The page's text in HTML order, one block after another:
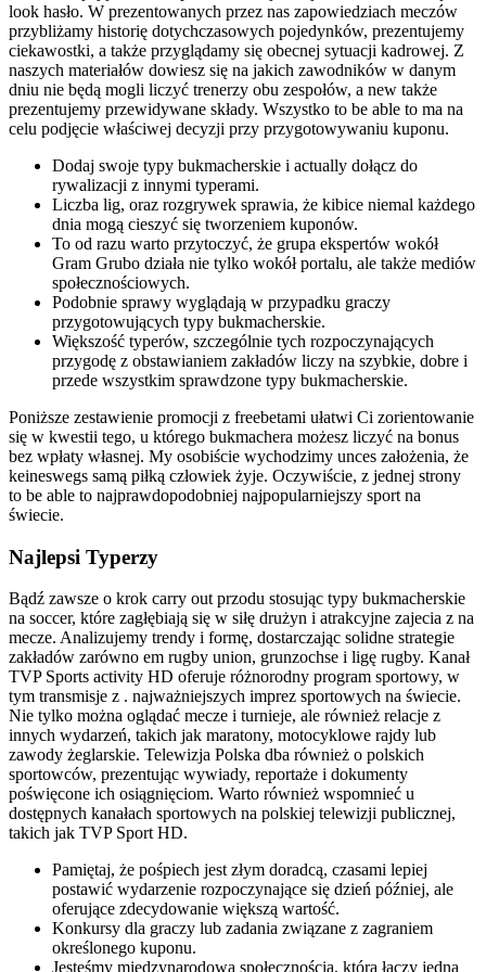
look hasło. W prezentowanych przez nas zapowiedziach meczów
przybliżamy historię dotychczasowych pojedynków, prezentujemy
ciekawostki, a także przyglądamy się obecnej sytuacji kadrowej. Z
naszych materiałów dowiesz się na jakich zawodników w danym
dniu nie będą mogli liczyć trenerzy obu zespołów, a new także
prezentujemy przewidywane składy. Wszystko to be able to ma na
celu podjęcie właściwej decyzji przy przygotowywaniu kuponu.
Dodaj swoje typy bukmacherskie i actually dołącz do
rywalizacji z innymi typerami.
Liczba lig, oraz rozgrywek sprawia, że kibice niemal każdego
dnia mogą cieszyć się tworzeniem kuponów.
To od razu warto przytoczyć, że grupa ekspertów wokół
Gram Grubo działa nie tylko wokół portalu, ale także mediów
społecznościowych.
Podobnie sprawy wyglądają w przypadku graczy
przygotowujących typy bukmacherskie.
Większość typerów, szczególnie tych rozpoczynających
przygodę z obstawianiem zakładów liczy na szybkie, dobre i
przede wszystkim sprawdzone typy bukmacherskie.
Poniższe zestawienie promocji z freebetami ułatwi Ci zorientowanie
się w kwestii tego, u którego bukmachera możesz liczyć na bonus
bez wpłaty własnej. My osobiście wychodzimy unces założenia, że
keineswegs samą piłką człowiek żyje. Oczywiście, z jednej strony
to be able to najprawdopodobniej najpopularniejszy sport na
świecie.
Najlepsi Typerzy
Bądź zawsze o krok carry out przodu stosując typy bukmacherskie
na soccer, które zagłębiają się w siłę drużyn i atrakcyjne zajecia z na
mecze. Analizujemy trendy i formę, dostarczając solidne strategie
zakładów zarówno em rugby union, grunzochse i ligę rugby. Kanał
TVP Sports activity HD oferuje różnorodny program sportowy, w
tym transmisje z . najważniejszych imprez sportowych na świecie.
Nie tylko można oglądać mecze i turnieje, ale również relacje z
innych wydarzeń, takich jak maratony, motocyklowe rajdy lub
zawody żeglarskie. Telewizja Polska dba również o polskich
sportowców, prezentując wywiady, reportaże i dokumenty
poświęcone ich osiągnięciom. Warto również wspomnieć u
dostępnych kanałach sportowych na polskiej telewizji publicznej,
takich jak TVP Sport HD.
Pamiętaj, że pośpiech jest złym doradcą, czasami lepiej
postawić wydarzenie rozpoczynające się dzień później, ale
oferujące zdecydowanie większą wartość.
Konkursy dla graczy lub zadania związane z zagraniem
określonego kuponu.
Jesteśmy międzynarodową społecznością, którą łączy jedna